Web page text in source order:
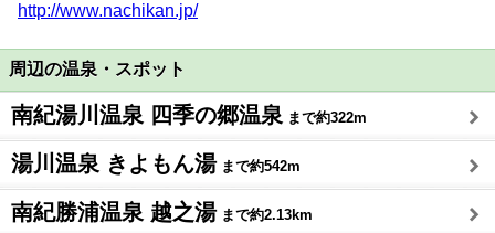
http://www.nachikan.jp/
周辺の温泉・スポット
南紀湯川温泉 四季の郷温泉まで約322m
湯川温泉 きよもん湯まで約542m
南紀勝浦温泉 越之湯まで約2.13km